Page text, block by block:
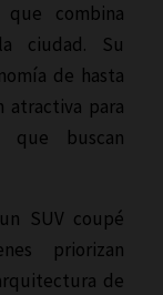
combina
ciudad. Su
de hasta
atractiva para
que buscan
SUV coupé
priorizan
de